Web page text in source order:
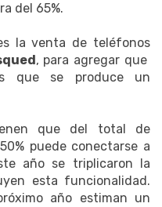
del 65%.
la venta de teléfonos
, para agregar que
que se produce un
que del total de
puede conectarse a
año se triplicaron la
esta funcionalidad.
año estiman un